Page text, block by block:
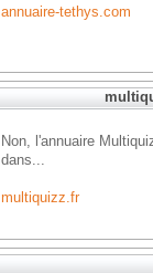
annuaire-tethys.com
Non, l'annuaire
dans...
multiquizz.fr